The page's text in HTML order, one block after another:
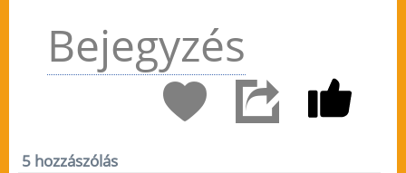
Bejegyzés
5 hozzászólás